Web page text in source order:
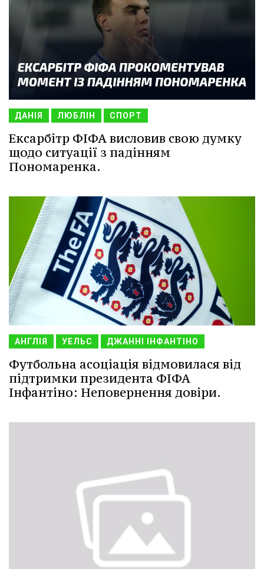
ДАНІЯ ЛЮБЛІН СПОРТ
Ексарбітр ФІФА висловив свою думку
щодо ситуації з падінням
Пономаренка.
АНГЛІЯ УЕЛЬС ДЖАННІ ІНФАНТІНО
Футбольна асоціація відмовилася від
підтримки президента ФІФА
Інфантіно: Неповернення довіри.